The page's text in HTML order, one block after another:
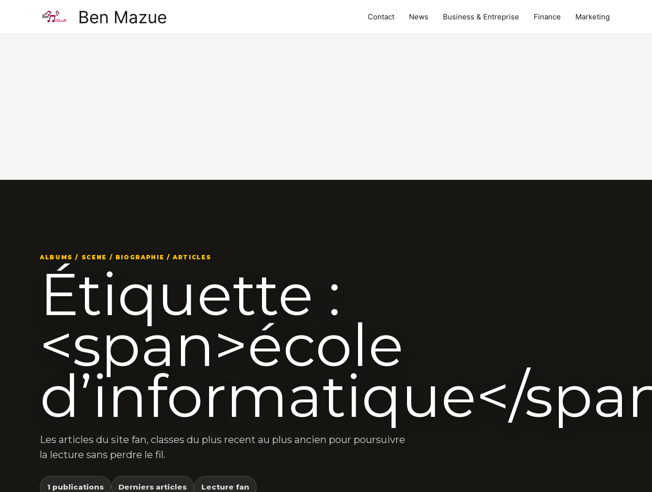
Ben Mazue Contact News Business & Entreprise Finance Marketing
ALBUMS / SCENE / BIOGRAPHIE / ARTICLES
Étiquette :
<span>école
d’informatique</
Les articles du site fan, classes du plus recent au plus ancien pour poursuivre
la lecture sans perdre le fil.
1 publications Derniers articles Lecture fan